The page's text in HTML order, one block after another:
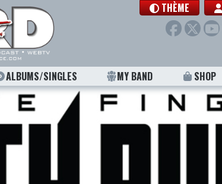
THÈME
ALBUMS/SINGLES MY BAND SHOP